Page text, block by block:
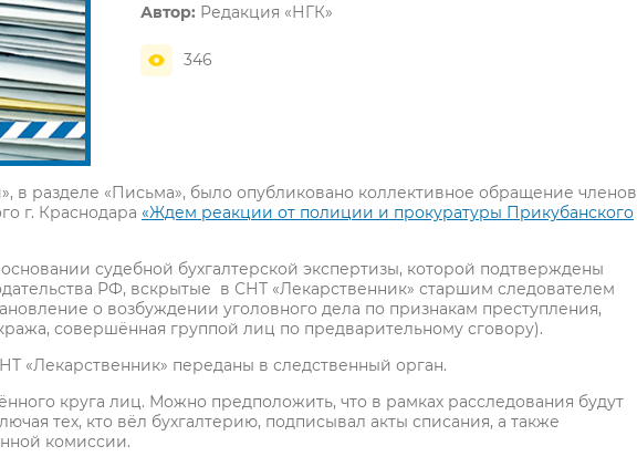
Автор: Редакция «НГК»
346
в разделе «Письма», было опубликовано коллективное обращение членов
г. Краснодара «Ждем реакции от полиции и прокуратуры Прикубанского
основании судебной бухгалтерской экспертизы, которой подтверждены
РФ, вскрытые в СНТ «Лекарственник» старшим следователем
о возбуждении уголовного дела по признакам преступления,
совершённая группой лиц по предварительному сговору).
«Лекарственник» переданы в следственный орган.
круга лиц. Можно предположить, что в рамках расследования будут
тех, кто вёл бухгалтерию, подписывал акты списания, а также
комиссии.